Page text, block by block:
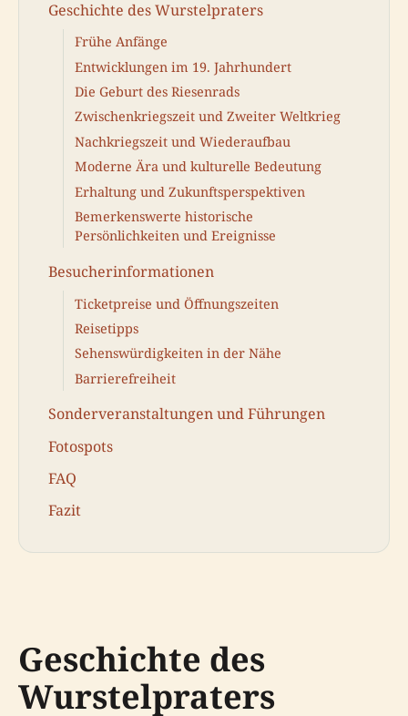
Geschichte des Wurstelpraters
Frühe Anfänge
Entwicklungen im 19. Jahrhundert
Die Geburt des Riesenrads
Zwischenkriegszeit und Zweiter Weltkrieg
Nachkriegszeit und Wiederaufbau
Moderne Ära und kulturelle Bedeutung
Erhaltung und Zukunftsperspektiven
Bemerkenswerte historische
Persönlichkeiten und Ereignisse
Besucherinformationen
Ticketpreise und Öffnungszeiten
Reisetipps
Sehenswürdigkeiten in der Nähe
Barrierefreiheit
Sonderveranstaltungen und Führungen
Fotospots
FAQ
Fazit
Geschichte des
Wurstelpraters